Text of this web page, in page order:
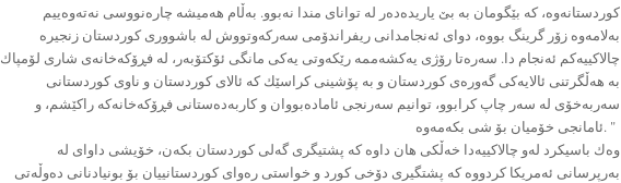
كوردستانەوە، كە بێگومان بە بێ یاریدەدەر لە توانای مندا نەبوو. بەڵام هەمیشە چارەنووسی نەتەوەییم
بەلامەوە زۆر گرینگ بووە، دوای ئەنجامدانی ریفراندۆمی سەركەوتووش لە باشووری كوردستان زنجیرە
چالاكییەكم ئەنجام دا. سەرەتا رۆژى يەكشەممە رێكەوتی يەكى مانگى ئۆكتۆبەر، له فڕۆكەخانەى شارى لۆمپاك
بە هەڵگرتنى ئالایەكى گەورەی كوردستان و به پۆشينى كراسێك كه ئالاى كوردستان و ناوی كوردستانى
سەربەخۆى لە سەر چاپ كرابوو، توانیم سەرنجى ئامادەبووان و كاربەدەستانی فڕۆكەخانەكە راكێشم، و
ئامانجی خۆمیان بۆ شی بكەمەوە. "
وەك باسیكرد لەو چالاكییەدا خەڵكی هان داوە كە پشتیگری گەلی كوردستان بكەن، خۆیشی داواى له
بەرپرسانى ئەمريكا كردووە كە پشتگيرى دۆخى كورد و خواستى رەواى كوردستانییان بۆ بونیادنانی دەوڵەتی